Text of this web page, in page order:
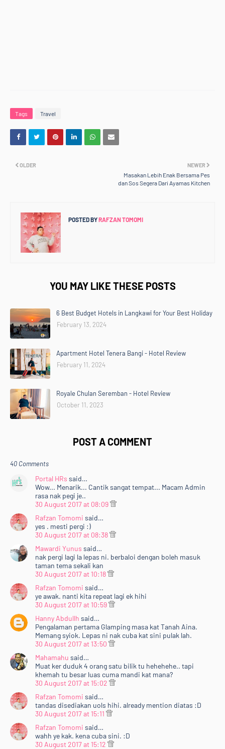
Tags Travel
NEWER
Masakan Lebih Enak Bersama Pes
dan Sos Segera Dari Ayamas Kitchen
OLDER
POSTED BYRAFZAN TOMOMI
YOU MAY LIKE THESE POSTS
6 Best Budget Hotels in Langkawi for Your Best Holiday
February 13, 2024
Apartment Hotel Tenera Bangi - Hotel Review
February 11, 2024
Royale Chulan Seremban - Hotel Review
October 11, 2023
POST A COMMENT
40 Comments
Portal HRs said…
Wow... Menarik... Cantik sangat tempat... Macam Admin
rasa nak pegi je..
30 August 2017 at 08:09
Rafzan Tomomi said…
yes . mesti pergi :)
30 August 2017 at 08:38
Mawardi Yunus said…
nak pergi lagi la lepas ni. berbaloi dengan boleh masuk
taman tema sekali kan
30 August 2017 at 10:18
Rafzan Tomomi said…
ye awak. nanti kita repeat lagi ek hihi
30 August 2017 at 10:59
Hanny Abdullh said…
Pengalaman pertama Glamping masa kat Tanah Aina.
Memang syiok. Lepas ni nak cuba kat sini pulak lah.
30 August 2017 at 13:50
Mahamahu said…
Muat ker duduk 4 orang satu bilik tu hehehehe.. tapi
khemah tu besar luas cuma mandi kat mana?
30 August 2017 at 15:02
Rafzan Tomomi said…
tandas disediakan uols hihi. already mention diatas :D
30 August 2017 at 15:11
Rafzan Tomomi said…
wahh ye kak. kena cuba sini. :D
30 August 2017 at 15:12